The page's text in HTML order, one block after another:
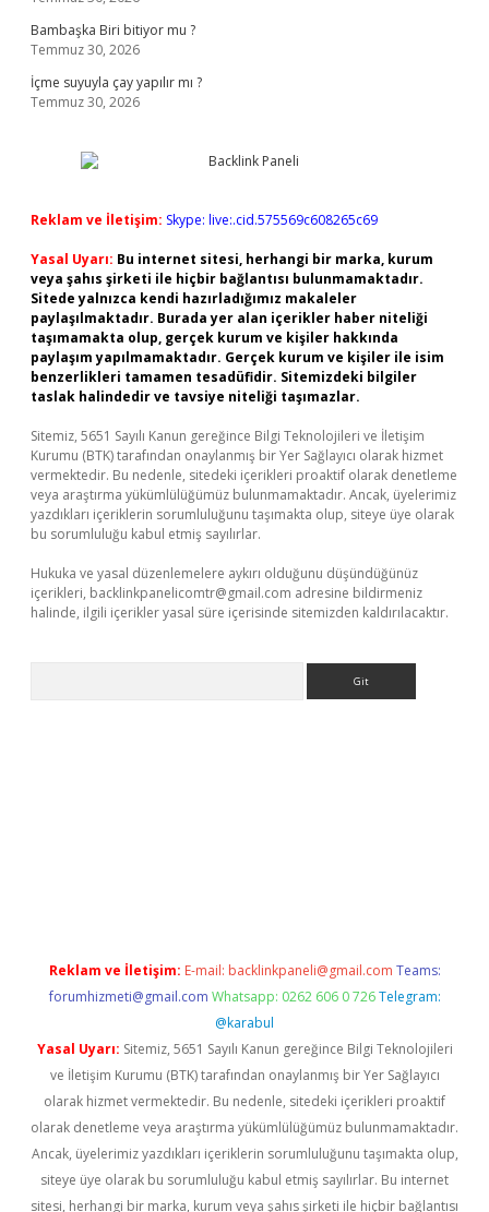
Bambaşka Biri bitiyor mu ?
Temmuz 30, 2026
İçme suyuyla çay yapılır mı ?
Temmuz 30, 2026
Reklam ve İletişim: Skype: live:.cid.575569c608265c69
Yasal Uyarı: Bu internet sitesi, herhangi bir marka, kurum
veya şahıs şirketi ile hiçbir bağlantısı bulunmamaktadır.
Sitede yalnızca kendi hazırladığımız makaleler
paylaşılmaktadır. Burada yer alan içerikler haber niteliği
taşımamakta olup, gerçek kurum ve kişiler hakkında
paylaşım yapılmamaktadır. Gerçek kurum ve kişiler ile isim
benzerlikleri tamamen tesadüfidir. Sitemizdeki bilgiler
taslak halindedir ve tavsiye niteliği taşımazlar.
Sitemiz, 5651 Sayılı Kanun gereğince Bilgi Teknolojileri ve İletişim
Kurumu (BTK) tarafından onaylanmış bir Yer Sağlayıcı olarak hizmet
vermektedir. Bu nedenle, sitedeki içerikleri proaktif olarak denetleme
veya araştırma yükümlülüğümüz bulunmamaktadır. Ancak, üyelerimiz
yazdıkları içeriklerin sorumluluğunu taşımakta olup, siteye üye olarak
bu sorumluluğu kabul etmiş sayılırlar.
Hukuka ve yasal düzenlemelere aykırı olduğunu düşündüğünüz
içerikleri, backlinkpanelicomtr@gmail.com adresine bildirmeniz
halinde, ilgili içerikler yasal süre içerisinde sitemizden kaldırılacaktır.
Reklam ve İletişim: E-mail: backlinkpaneli@gmail.com Teams:
forumhizmeti@gmail.com Whatsapp: 0262 606 0 726 Telegram:
@karabul
Yasal Uyarı: Sitemiz, 5651 Sayılı Kanun gereğince Bilgi Teknolojileri
ve İletişim Kurumu (BTK) tarafından onaylanmış bir Yer Sağlayıcı
olarak hizmet vermektedir. Bu nedenle, sitedeki içerikleri proaktif
olarak denetleme veya araştırma yükümlülüğümüz bulunmamaktadır.
Ancak, üyelerimiz yazdıkları içeriklerin sorumluluğunu taşımakta olup,
siteye üye olarak bu sorumluluğu kabul etmiş sayılırlar. Bu internet
sitesi, herhangi bir marka, kurum veya şahıs şirketi ile hiçbir bağlantısı